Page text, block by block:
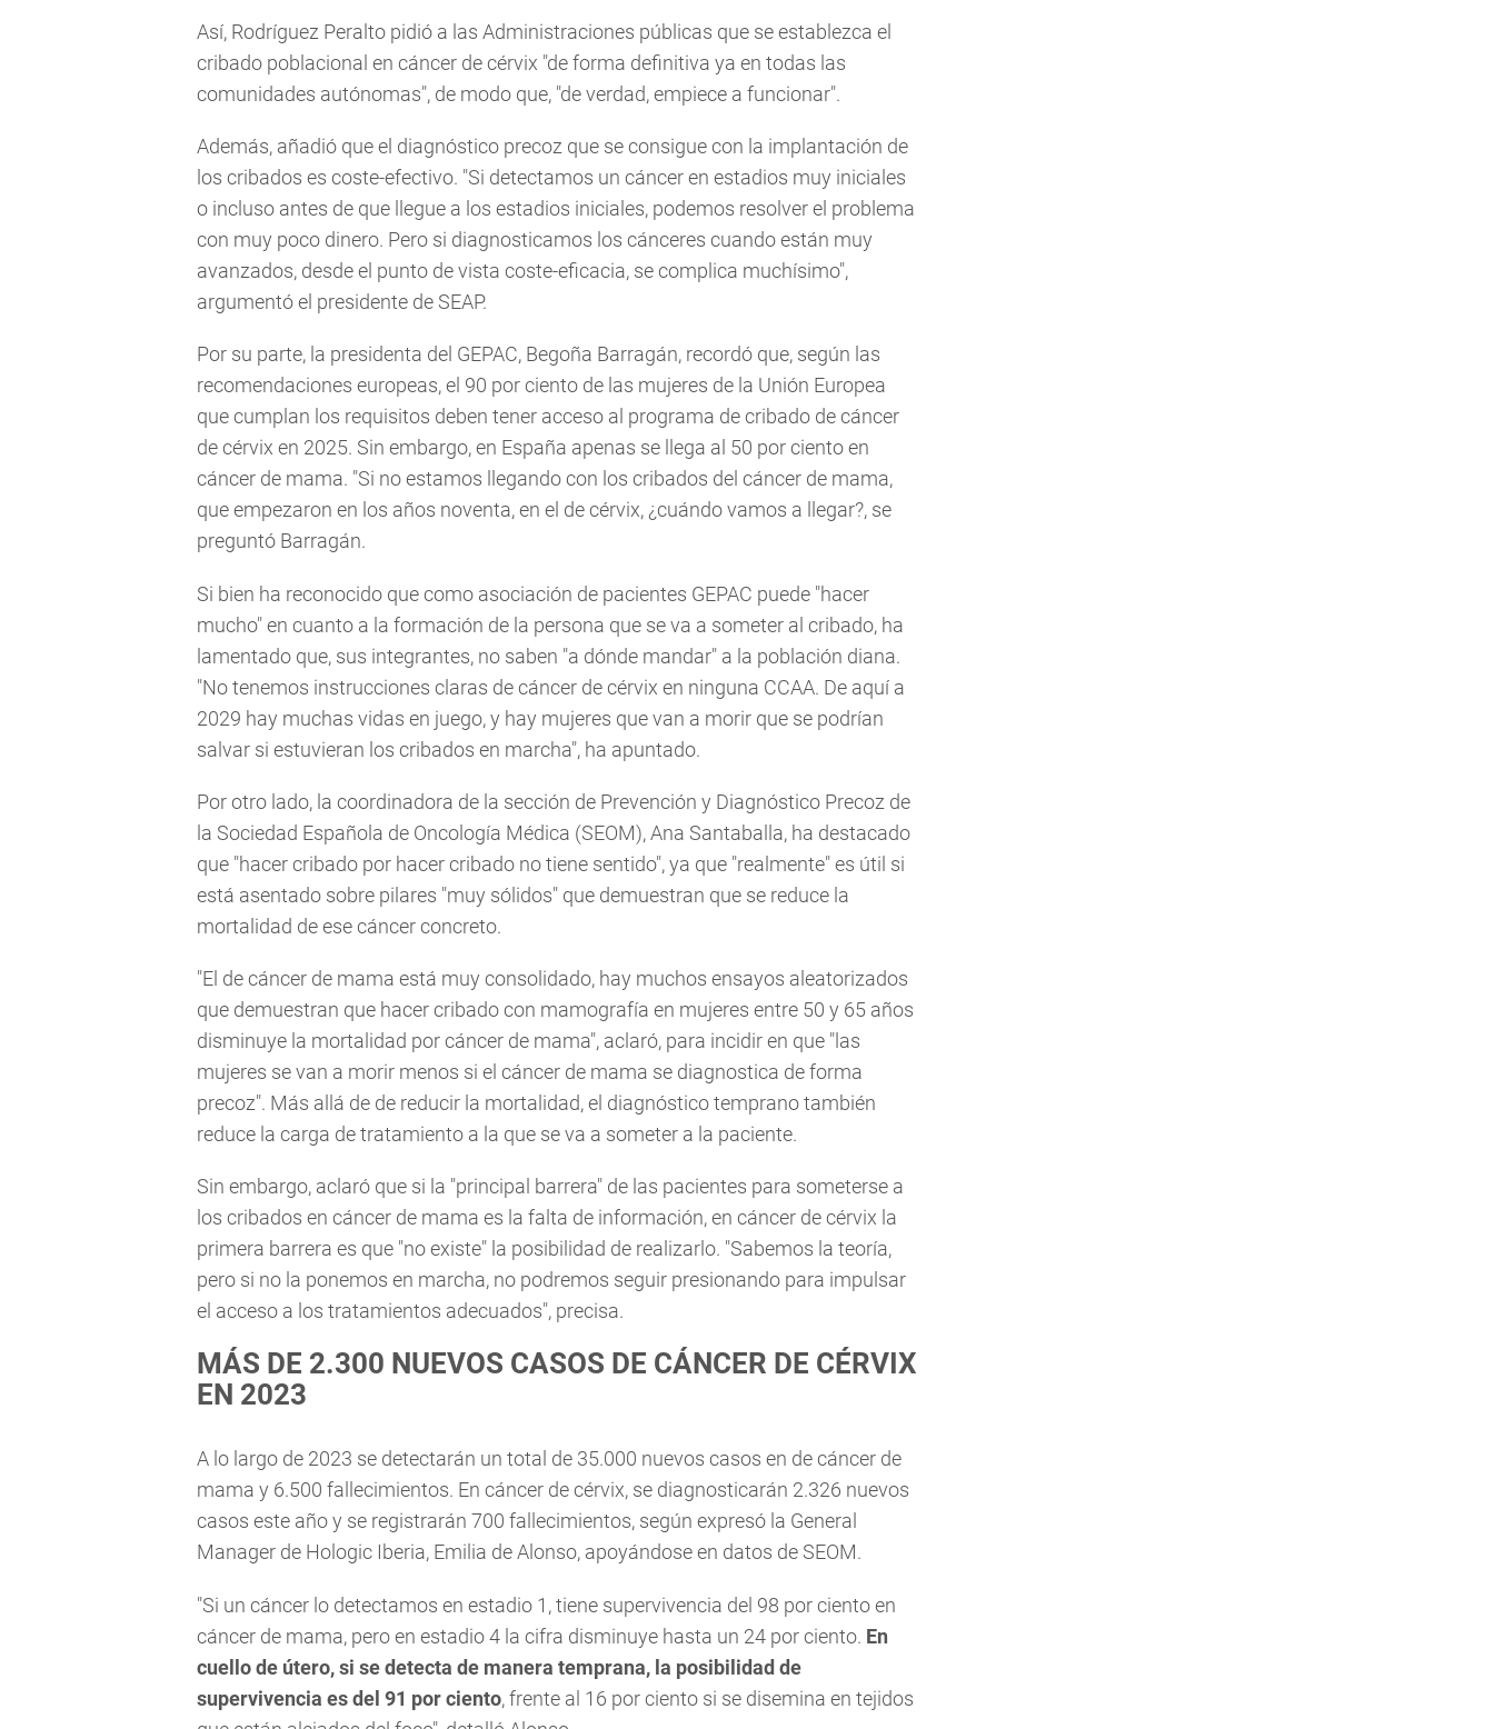
Así, Rodríguez Peralto pidió a las Administraciones públicas que se establezca el
cribado poblacional en cáncer de cérvix "de forma definitiva ya en todas las
comunidades autónomas", de modo que, "de verdad, empiece a funcionar".
Además, añadió que el diagnóstico precoz que se consigue con la implantación de
los cribados es coste-efectivo. "Si detectamos un cáncer en estadios muy iniciales
o incluso antes de que llegue a los estadios iniciales, podemos resolver el problema
con muy poco dinero. Pero si diagnosticamos los cánceres cuando están muy
avanzados, desde el punto de vista coste-eficacia, se complica muchísimo",
argumentó el presidente de SEAP.
Por su parte, la presidenta del GEPAC, Begoña Barragán, recordó que, según las
recomendaciones europeas, el 90 por ciento de las mujeres de la Unión Europea
que cumplan los requisitos deben tener acceso al programa de cribado de cáncer
de cérvix en 2025. Sin embargo, en España apenas se llega al 50 por ciento en
cáncer de mama. "Si no estamos llegando con los cribados del cáncer de mama,
que empezaron en los años noventa, en el de cérvix, ¿cuándo vamos a llegar?, se
preguntó Barragán.
Si bien ha reconocido que como asociación de pacientes GEPAC puede "hacer
mucho" en cuanto a la formación de la persona que se va a someter al cribado, ha
lamentado que, sus integrantes, no saben "a dónde mandar" a la población diana.
"No tenemos instrucciones claras de cáncer de cérvix en ninguna CCAA. De aquí a
2029 hay muchas vidas en juego, y hay mujeres que van a morir que se podrían
salvar si estuvieran los cribados en marcha", ha apuntado.
Por otro lado, la coordinadora de la sección de Prevención y Diagnóstico Precoz de
la Sociedad Española de Oncología Médica (SEOM), Ana Santaballa, ha destacado
que "hacer cribado por hacer cribado no tiene sentido", ya que "realmente" es útil si
está asentado sobre pilares "muy sólidos" que demuestran que se reduce la
mortalidad de ese cáncer concreto.
"El de cáncer de mama está muy consolidado, hay muchos ensayos aleatorizados
que demuestran que hacer cribado con mamografía en mujeres entre 50 y 65 años
disminuye la mortalidad por cáncer de mama", aclaró, para incidir en que "las
mujeres se van a morir menos si el cáncer de mama se diagnostica de forma
precoz". Más allá de de reducir la mortalidad, el diagnóstico temprano también
reduce la carga de tratamiento a la que se va a someter a la paciente.
Sin embargo, aclaró que si la "principal barrera" de las pacientes para someterse a
los cribados en cáncer de mama es la falta de información, en cáncer de cérvix la
primera barrera es que "no existe" la posibilidad de realizarlo. "Sabemos la teoría,
pero si no la ponemos en marcha, no podremos seguir presionando para impulsar
el acceso a los tratamientos adecuados", precisa.
MÁS DE 2.300 NUEVOS CASOS DE CÁNCER DE CÉRVIX
EN 2023
A lo largo de 2023 se detectarán un total de 35.000 nuevos casos en de cáncer de
mama y 6.500 fallecimientos. En cáncer de cérvix, se diagnosticarán 2.326 nuevos
casos este año y se registrarán 700 fallecimientos, según expresó la General
Manager de Hologic Iberia, Emilia de Alonso, apoyándose en datos de SEOM.
"Si un cáncer lo detectamos en estadio 1, tiene supervivencia del 98 por ciento en
cáncer de mama, pero en estadio 4 la cifra disminuye hasta un 24 por ciento. En
cuello de útero, si se detecta de manera temprana, la posibilidad de
supervivencia es del 91 por ciento, frente al 16 por ciento si se disemina en tejidos